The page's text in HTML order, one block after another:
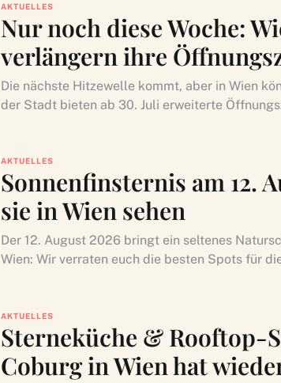
AKTUELLES
Nur noch diese Woche:
verlängern ihre
Die nächste Hitzewelle kommt, aber in Wien
der Stadt bieten ab 30. Juli erweiterte
AKTUELLES
Sonnenfinsternis am 12.
sie in Wien sehen
Der 12. August 2026 bringt ein seltenes
Wien: Wir verraten euch die besten Spots für
AKTUELLES
Sterneküche & Rooftop-
Coburg in Wien hat